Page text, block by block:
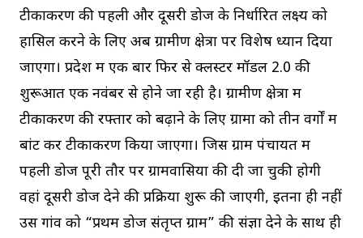
टीकाकरण की पहली और दूसरी डोज के निर्धारित लक्ष्‍य को
हासिल करने के लिए अब ग्रामीण क्षेत्रों पर विशेष ध्यान दिया
जाएगा। प्रदेश में एक बार फिर से क्लस्टर मॉडल 2.0 की
शुरूआत एक नवंबर से होने जा रही है। ग्रामीण क्षेत्रों में
टीकाकरण की रफ्तार को बढ़ाने के लिए ग्रामों को तीन वर्गों में
बांट कर टीकाकरण किया जाएगा। जिस ग्राम पंचायत में
पहली डोज पूरी तौर पर ग्रामवासियों की दी जा चुकी होगी
वहां दूसरी डोज देने की प्रक्रिया शुरू की जाएगी, इतना ही नहीं
उस गांव को “प्रथम डोज संतृप्त ग्राम” की संज्ञा देने के साथ ही